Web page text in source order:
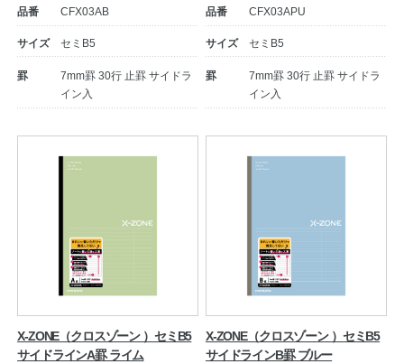
OEMご希望の方へ
品番 CFX03AB
サイズ セミB5
罫
7mm罫 30行 止罫 サイドラ
イン入
品番 CFX03APU
サイズ セミB5
罫
7mm罫 30行 止罫 サイドラ
イン入
X-ZONE（クロスゾーン ）セミB5
サイドラインA罫 ライム
X-ZONE（クロスゾーン ）セミB5
サイドラインB罫 ブルー